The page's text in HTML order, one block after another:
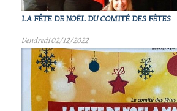
LA FÊTE DE NOËL DU COMITÉ DES FÊTES
Vendredi 02/12/2022